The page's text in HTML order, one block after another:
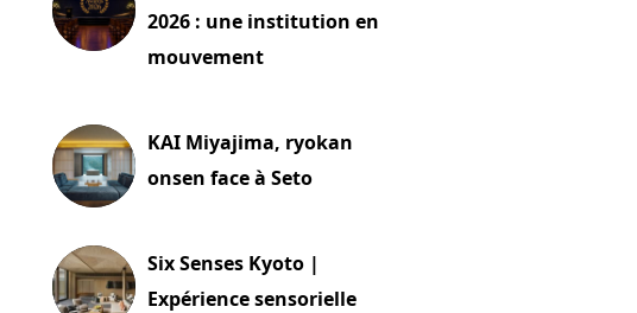
2026 : une institution en
mouvement
KAI Miyajima, ryokan
onsen face à Seto
Six Senses Kyoto |
Expérience sensorielle